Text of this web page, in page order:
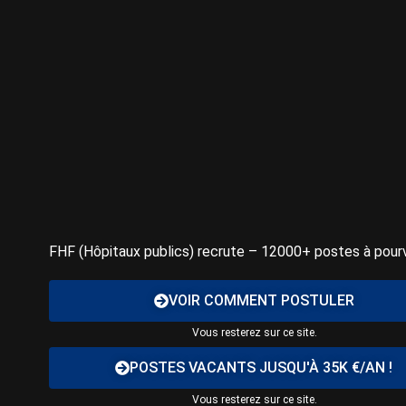
FHF (Hôpitaux publics) recrute – 12000+ postes à
VOIR COMMENT POSTULER
Vous resterez sur ce site.
POSTES VACANTS JUSQU'À 35K €/AN !
Vous resterez sur ce site.